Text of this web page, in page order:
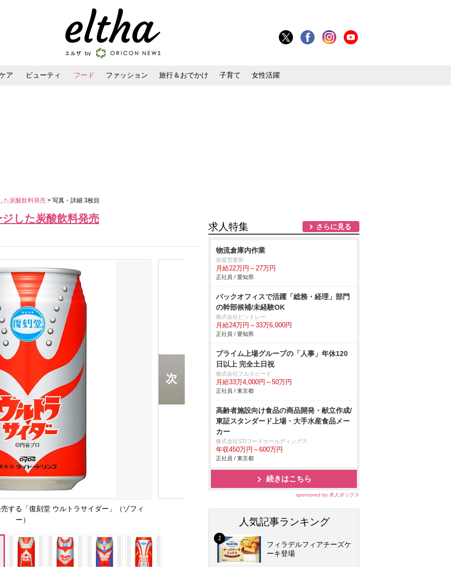
ア ビューティ フード ファッション 旅行＆おでかけ 子育て 女性活躍
た炭酸飲料発売 > 写真・詳細 3枚目
した炭酸飲料発売
する「復刻堂 ウルトラサイダー」（ゾフィ
ー）
求人特集 さらに見る
物流倉庫内作業
弥冨営業所
月給22万円～27万円
正社員 / 愛知県
バックオフィスで活躍「総務・経理」部門
の幹部候補/未経験OK
株式会社ピットレー
月給24万円～33万6,000円
正社員 / 愛知県
プライム上場グループの「人事」年休120
日以上 完全土日祝
株式会社フルスピード
月給33万4,000円～50万円
正社員 / 東京都
高齢者施設向け食品の商品開発・献立作成/
東証スタンダード上場・大手水産食品メー
カー
株式会社STIフードホールディングス
年収450万円～600万円
正社員 / 東京都
続きはこちら
sponsored by 求人ボックス
人気記事ランキング
フィラデルフィアチーズケ
ーキ登場